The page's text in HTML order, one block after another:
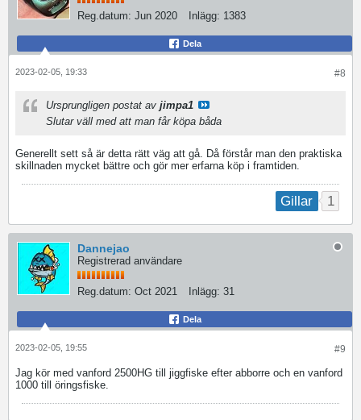
Reg.datum: Jun 2020 Inlägg: 1383
Dela
#8
2023-02-05, 19:33
Ursprungligen postat av jimpa1
Slutar väll med att man får köpa båda
Generellt sett så är detta rätt väg att gå. Då förstår man den praktiska
skillnaden mycket bättre och gör mer erfarna köp i framtiden.
Gillar 1
Dannejao
Registrerad användare
Reg.datum: Oct 2021 Inlägg: 31
Dela
#9
2023-02-05, 19:55
Jag kör med vanford 2500HG till jiggfiske efter abborre och en vanford
1000 till öringsfiske.